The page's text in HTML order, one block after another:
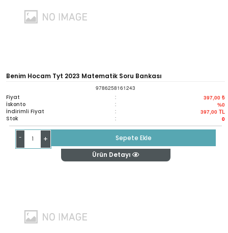
Benim Hocam Tyt 2023 Matematik Soru Bankası
9786258161243
Fiyat : 397,00 ₺
İskonto : %0
İndirimli Fiyat : 397,00 TL
Stok : 0
- +
Sepete Ekle
Ürün Detayı